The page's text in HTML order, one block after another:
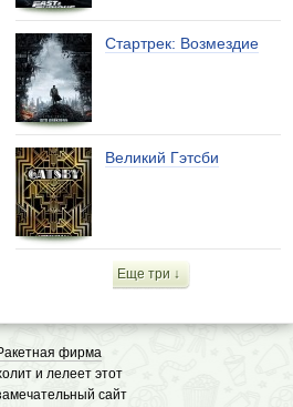
Стартрек: Возмездие
Великий Гэтсби
Еще три ↓
фирма
и лелеет этот
сайт